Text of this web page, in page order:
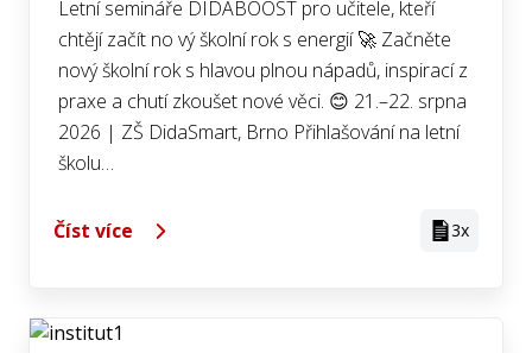
Letní semináře DIDABOOST pro učitele, kteří
chtějí začít no vý školní rok s energií 🚀 Začněte
nový školní rok s hlavou plnou nápadů, inspirací z
praxe a chutí zkoušet nové věci. 😊 21.–22. srpna
2026 | ZŠ DidaSmart, Brno Přihlašování na letní
školu…
Číst více 3x